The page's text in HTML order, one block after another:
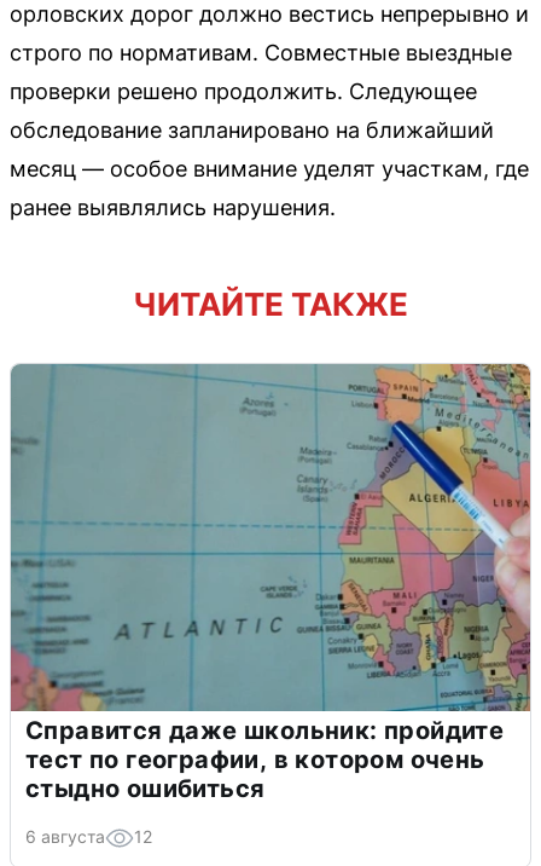
орловских дорог должно вестись непрерывно и
строго по нормативам. Совместные выездные
проверки решено продолжить. Следующее
обследование запланировано на ближайший
месяц — особое внимание уделят участкам, где
ранее выявлялись нарушения.
ЧИТАЙТЕ ТАКЖЕ
Справится даже школьник: пройдите
тест по географии, в котором очень
стыдно ошибиться
6 августа 12